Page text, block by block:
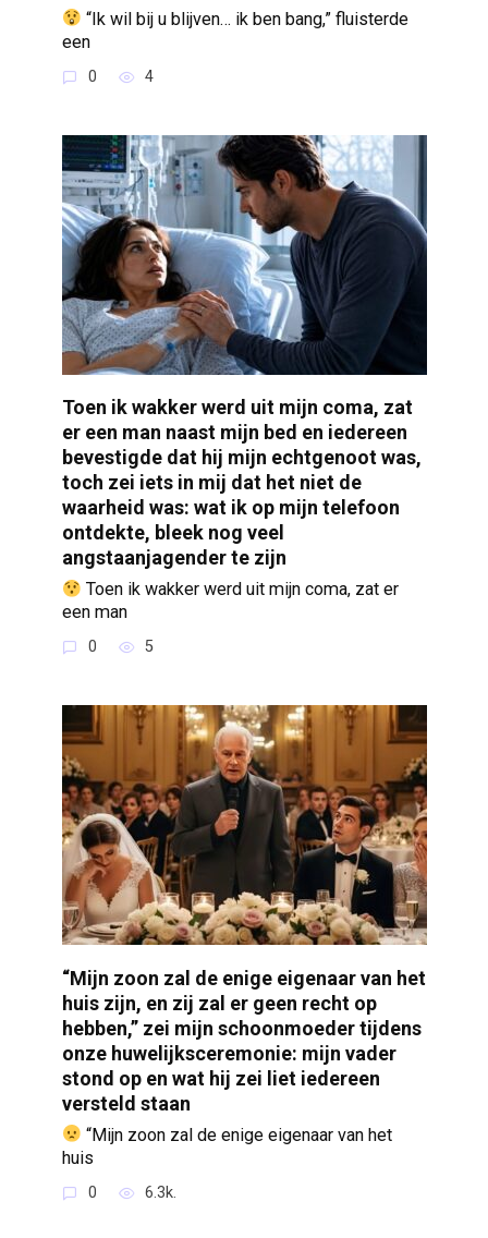
“Ik wil bij u blijven… ik ben bang,” fluisterde
een
0 4
Toen ik wakker werd uit mijn coma, zat
er een man naast mijn bed en iedereen
bevestigde dat hij mijn echtgenoot was,
toch zei iets in mij dat het niet de
waarheid was: wat ik op mijn telefoon
ontdekte, bleek nog veel
angstaanjagender te zijn
Toen ik wakker werd uit mijn coma, zat er
een man
0 5
“Mijn zoon zal de enige eigenaar van het
huis zijn, en zij zal er geen recht op
hebben,” zei mijn schoonmoeder tijdens
onze huwelijksceremonie: mijn vader
stond op en wat hij zei liet iedereen
versteld staan
“Mijn zoon zal de enige eigenaar van het
huis
0 6.3k.